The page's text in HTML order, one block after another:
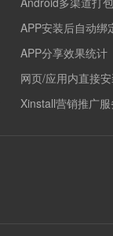
APP安装后自动绑
APP分享效果统计
网页/应用内直接
Xinstall营销推广